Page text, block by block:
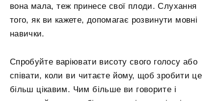
вона мала, теж принесе свої плоди. Слухання
того, як ви кажете, допомагає розвинути мовні
навички.
Спробуйте варіювати висоту свого голосу або
співати, коли ви читаєте йому, щоб зробити це
більш цікавим. Чим більше ви говорите і